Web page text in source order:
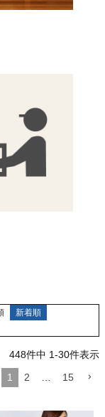
新着順
448件中 1-30件表示
1
2 15